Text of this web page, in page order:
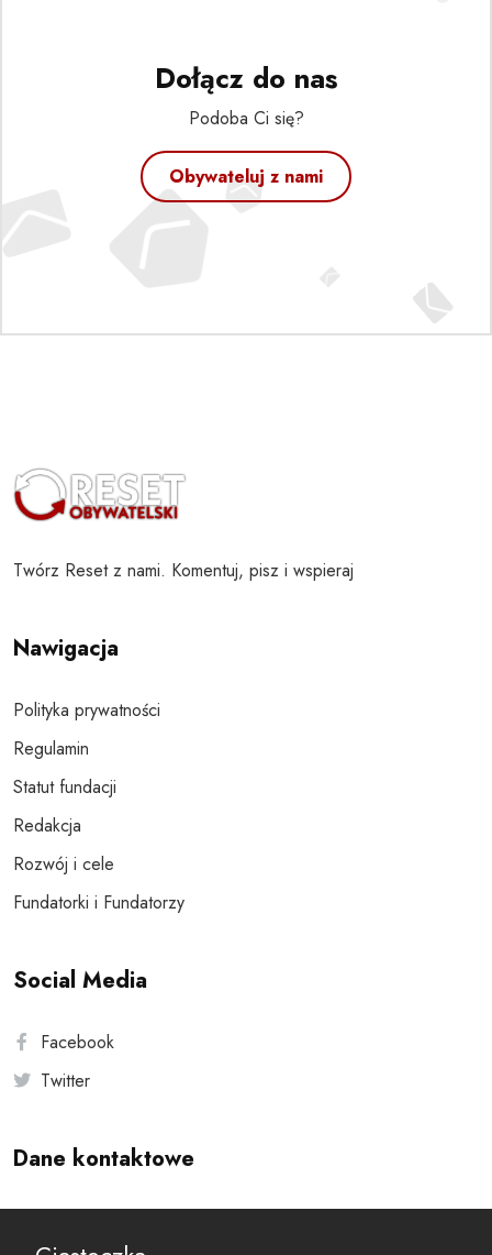
Dołącz do nas
Podoba Ci się?
Obywateluj z nami
Twórz Reset z nami. Komentuj, pisz i wspieraj
Nawigacja
Polityka prywatności
Regulamin
Statut fundacji
Redakcja
Rozwój i cele
Fundatorki i Fundatorzy
Social Media
Facebook
Twitter
Dane kontaktowe